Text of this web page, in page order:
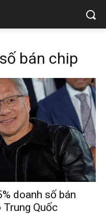
bán chip
doanh số bán
Quốc